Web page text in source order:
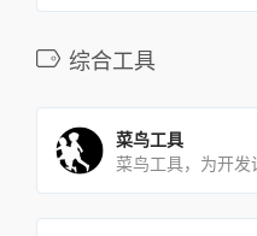
综合工具
菜鸟工具